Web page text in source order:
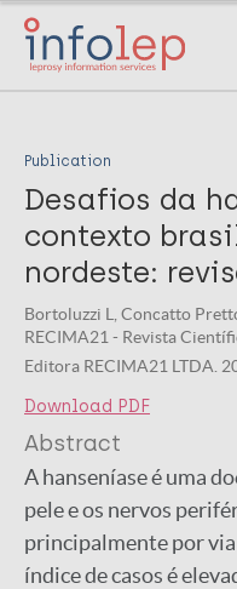
Skip
main
Publication
Desafios da
contexto
nordeste:
Bortoluzzi L, Concatto
RECIMA21 - Revista
Editora RECIMA21 LTDA.
Download PDF
Abstract
A hanseníase é uma
pele e os nervos
principalmente por
índice de casos é